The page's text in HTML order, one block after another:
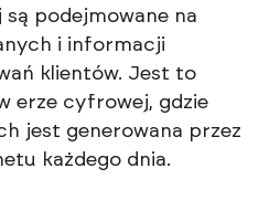
podejmowane na
i informacji
klientów. Jest to
erze cyfrowej, gdzie
jest generowana przez
każdego dnia.